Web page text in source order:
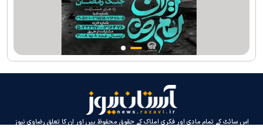
اس سائٹ کے تمام مادی اور فکری املاک کے حقوق محفوظ ہیں اور ان کا تعلق رضاوی نیوز